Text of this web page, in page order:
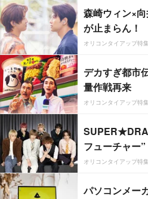
森崎ウィン×
が止まらん！
オリコンタイアップ特集
デカすぎ都市
量作戦再来
オリコンタイアップ特集
フューチャー”
オリコンタイアップ特集
パソコンメー